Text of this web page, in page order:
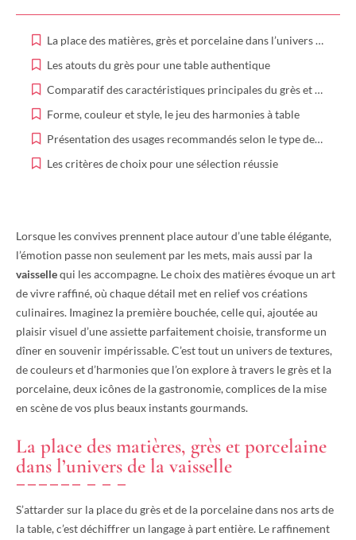
La place des matières, grès et porcelaine dans l’univers de la vaisselle
Les atouts du grès pour une table authentique
Comparatif des caractéristiques principales du grès et de la porcelaine
Forme, couleur et style, le jeu des harmonies à table
Présentation des usages recommandés selon le type de plat
Les critères de choix pour une sélection réussie
Lorsque les convives prennent place autour d’une table élégante,
l’émotion passe non seulement par les mets, mais aussi par la
vaissellequi les accompagne. Le choix des matières évoque un art
de vivre raffiné, où chaque détail met en relief vos créations
culinaires. Imaginez la première bouchée, celle qui, ajoutée au
plaisir visuel d’une assiette parfaitement choisie, transforme un
dîner en souvenir impérissable. C’est tout un univers de textures,
de couleurs et d’harmonies que l’on explore à travers le grès et la
porcelaine, deux icônes de la gastronomie, complices de la mise
en scène de vos plus beaux instants gourmands.
La place des matières, grès et porcelaine
dans l’univers de la vaisselle
S’attarder sur la place du grès et de la porcelaine dans nos arts de
la table, c’est déchiffrer un langage à part entière. Le raffinement